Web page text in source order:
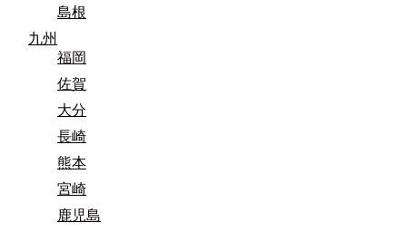
島根
九州
福岡
佐賀
大分
長崎
熊本
宮崎
鹿児島